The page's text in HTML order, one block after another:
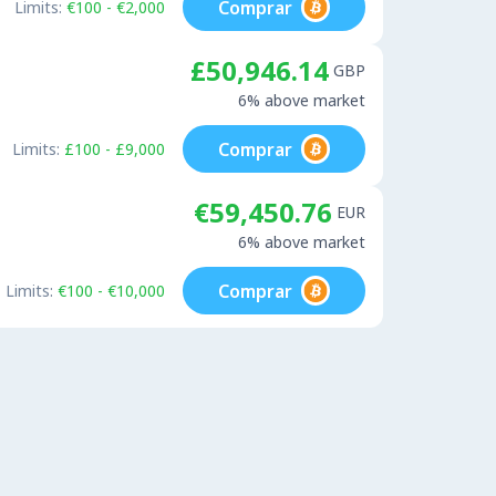
Limits: €100 - €2,000 Comprar
£50,946.14 GBP
6% above market
Limits: £100 - £9,000 Comprar
€59,450.76 EUR
6% above market
Limits: €100 - €10,000 Comprar